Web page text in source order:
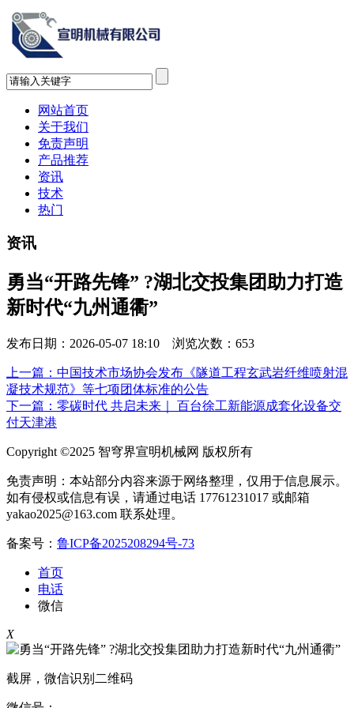
网站首页
关于我们
免责声明
产品推荐
资讯
技术
热门
资讯
勇当“开路先锋” ?湖北交投集团助力打造
新时代“九州通衢”
发布日期：2026-05-07 18:10 浏览次数： 653
上一篇：中国技术市场协会发布《隧道工程玄武岩纤维喷射混
凝技术规范》等七项团体标准的公告
下一篇：零碳时代 共启未来｜ 百台徐工新能源成套化设备交
付天津港
Copyright ©2025 智穹界宣明机械网 版权所有
免责声明：本站部分内容来源于网络整理，仅用于信息展示。
如有侵权或信息有误，请通过电话 17761231017 或邮箱
yakao2025@163.com 联系处理。
备案号： 鲁ICP备2025208294号-73
首页
电话
微信
X
截屏，微信识别二维码